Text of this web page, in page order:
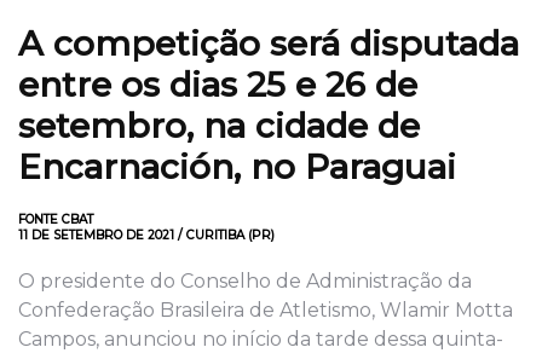
A competição será disputada
entre os dias 25 e 26 de
setembro, na cidade de
Encarnación, no Paraguai
FONTE CBAT
11 DE SETEMBRO DE 2021 / CURITIBA (PR)
O presidente do Conselho de Administração da
Confederação Brasileira de Atletismo, Wlamir Motta
Campos, anunciou no início da tarde dessa quinta-